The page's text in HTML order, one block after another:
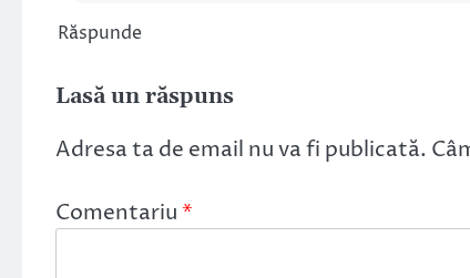
Răspunde
Lasă un răspuns
Adresa ta de email nu va fi publicată.
Comentariu *